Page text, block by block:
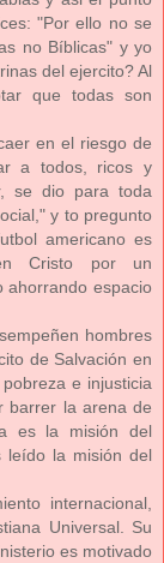
"Por ello no se
no Bíblicas" y yo
del ejercito? Al
que todas son
en el riesgo de
a todos, ricos y
se dio para toda
y to pregunto
americano es
Cristo por un
ahorrando espacio
hombres
de Salvación en
e injusticia
barrer la arena de
es la misión del
leído la misión del
internacional,
Universal. Su
es motivado